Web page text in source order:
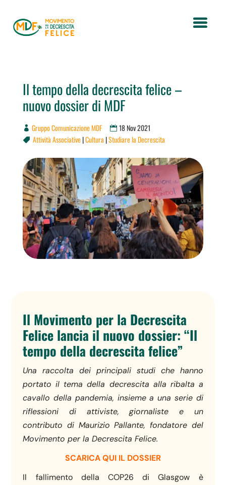
Il tempo della decrescita felice –
nuovo dossier di MDF
Gruppo Comunicazione MDF 18 Nov 2021
 Attività Associative|Cultura |Studiare la Decrescita
Il Movimento per la Decrescita
Felice lancia il nuovo dossier: “Il
tempo della decrescita felice”
Una raccolta dei principali studi che hanno
portato il tema della decrescita alla ribalta a
cavallo della pandemia, insieme a una serie di
riflessioni di attiviste, giornaliste e un
contributo di Maurizio Pallante, fondatore del
Movimento per la Decrescita Felice.
SCARICA QUI IL DOSSIER
Il fallimento della COP26 di Glasgow è